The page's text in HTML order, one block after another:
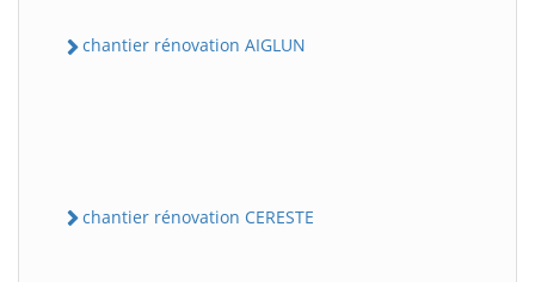
chantier rénovation AIGLUN
chantier rénovation CERESTE